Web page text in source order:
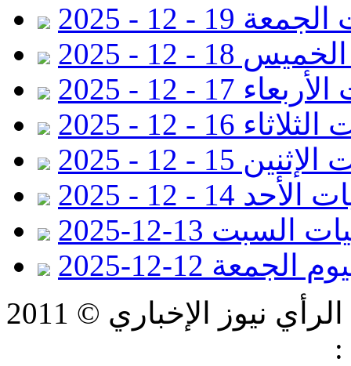
19 - 12 - 2025
- 12 - 2025
17 - 12 - 2025
16 - 12 - 2025
15 - 12 - 2025
14 - 12 - 2025
السبت 13-12-2025
12-12-2025
نيوز الإخباري © 2011
: